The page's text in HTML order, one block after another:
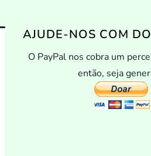
AJUDE-NOS COM
O PayPal nos cobra um
então, seja